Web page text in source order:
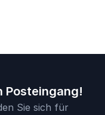
Posteingang!
Sie sich für